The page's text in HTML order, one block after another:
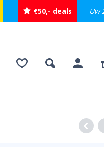
€50,- deals Uw